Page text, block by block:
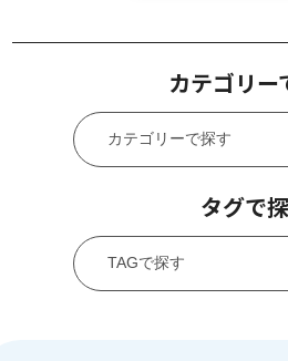
カテゴリー
タグで